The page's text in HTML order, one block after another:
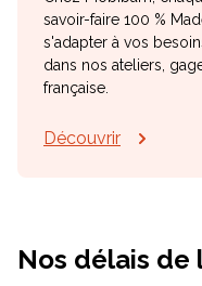
savoir-faire 100 %
s'adapter à vos
dans nos ateliers,
française.
Découvrir
Nos délais de